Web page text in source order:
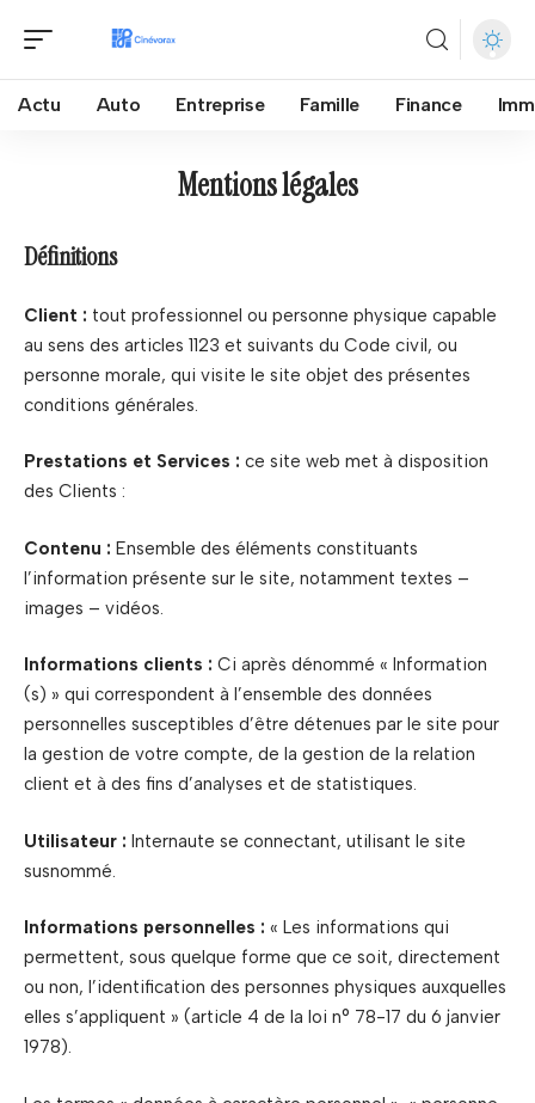
Actu Auto Entreprise Famille Finance
Mentions légales
Définitions
Client : tout professionnel ou personne physique capable
au sens des articles 1123 et suivants du Code civil, ou
personne morale, qui visite le site objet des présentes
conditions générales.
Prestations et Services : ce site web met à disposition
des Clients :
Contenu : Ensemble des éléments constituants
l’information présente sur le site, notamment textes –
images – vidéos.
Informations clients : Ci après dénommé « Information
(s) » qui correspondent à l’ensemble des données
personnelles susceptibles d’être détenues par le site pour
la gestion de votre compte, de la gestion de la relation
client et à des fins d’analyses et de statistiques.
Utilisateur : Internaute se connectant, utilisant le site
susnommé.
Informations personnelles : « Les informations qui
permettent, sous quelque forme que ce soit, directement
ou non, l’identification des personnes physiques auxquelles
elles s’appliquent » (article 4 de la loi n° 78-17 du 6 janvier
1978).